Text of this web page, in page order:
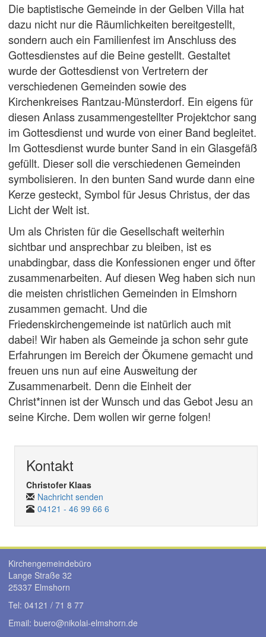
Die baptistische Gemeinde in der Gelben Villa hat
dazu nicht nur die Räumlichkeiten bereitgestellt,
sondern auch ein Familienfest im Anschluss des
Gottesdienstes auf die Beine gestellt. Gestaltet
wurde der Gottesdienst von Vertretern der
verschiedenen Gemeinden sowie des
Kirchenkreises Rantzau-Münsterdorf. Ein eigens für
diesen Anlass zusammengestellter Projektchor sang
im Gottesdienst und wurde von einer Band begleitet.
Im Gottesdienst wurde bunter Sand in ein Glasgefäß
gefüllt. Dieser soll die verschiedenen Gemeinden
symbolisieren. In den bunten Sand wurde dann eine
Kerze gesteckt, Symbol für Jesus Christus, der das
Licht der Welt ist.
Um als Christen für die Gesellschaft weiterhin
sichtbar und ansprechbar zu bleiben, ist es
unabdingbar, dass die Konfessionen enger und öfter
zusammenarbeiten. Auf diesen Weg haben sich nun
die meisten christlichen Gemeinden in Elmshorn
zusammen gemacht. Und die
Friedenskirchengemeinde ist natürlich auch mit
dabei! Wir haben als Gemeinde ja schon sehr gute
Erfahrungen im Bereich der Ökumene gemacht und
freuen uns nun auf eine Ausweitung der
Zusammenarbeit. Denn die Einheit der
Christ*innen ist der Wunsch und das Gebot Jesu an
seine Kirche. Dem wollen wir gerne folgen!
Kontakt
Christofer Klaas
Nachricht senden
04121 - 46 99 66 6
Kirchengemeindebüro
Lange Straße 32
25337 Elmshorn
Tel: 04121 / 71 8 77
Email: buero@nikolai-elmshorn.de